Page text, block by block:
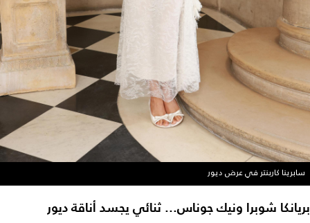
سابرينا كاربنتر في عرض ديور
بريانكا شوبرا ونيك جوناس... ثنائي يجسد أناقة ديور